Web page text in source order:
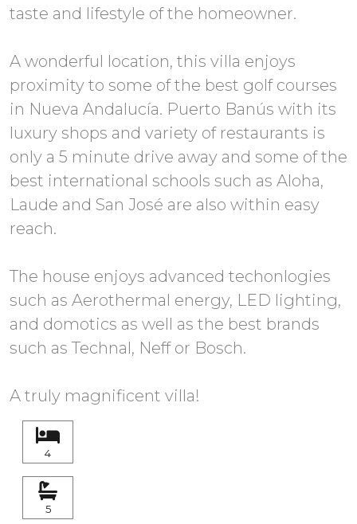
taste and lifestyle of the homeowner.
A wonderful location, this villa enjoys
proximity to some of the best golf courses
in Nueva Andalucía. Puerto Banús with its
luxury shops and variety of restaurants is
only a 5 minute drive away and some of the
best international schools such as Aloha,
Laude and San José are also within easy
reach.
The house enjoys advanced techonlogies
such as Aerothermal energy, LED lighting,
and domotics as well as the best brands
such as Technal, Neff or Bosch.
4
5